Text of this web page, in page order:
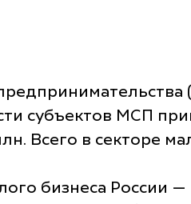
субъектов МСП
Всего в секторе
бизнеса